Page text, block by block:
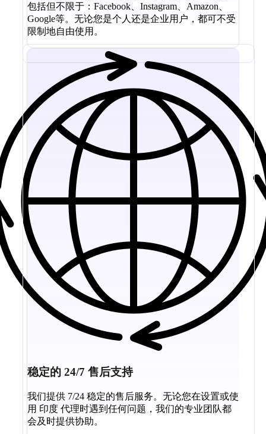
包括但不限于：Facebook、Instagram、Amazon、
Google等。无论您是个人还是企业用户，都可不受
限制地自由使用。
稳定的 24/7 售后支持
我们提供 7/24 稳定的售后服务。无论您在设置或使
用 印度 代理时遇到任何问题，我们的专业团队都
会及时提供协助。